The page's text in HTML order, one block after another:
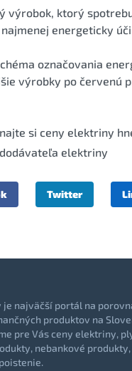
výrobok, ktorý
energeticky
označovania
výrobky po červenú
si ceny elektriny
elektriny
Twitter
je najväčší portál na
produktov na
pre Vás ceny elektriny,
nebankové